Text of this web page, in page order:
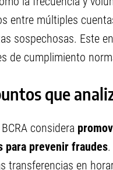
entre múltiples
sospechosas. Este
de cumplimiento
que
considera
para prevenir fraudes
transferencias en